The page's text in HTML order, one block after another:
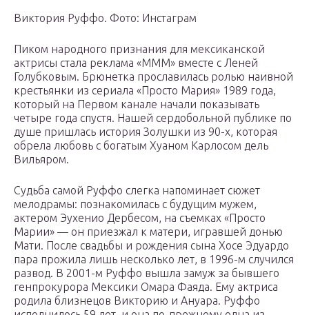
Виктория Руффо. Фото: Инстаграм
Пиком народного признания для мексиканской
актрисы стала реклама «МММ» вместе с Леней
Голубковым. Брюнетка прославилась ролью наивной
крестьянки из сериала «Просто Мария» 1989 года,
который на Первом канале начали показывать
четыре года спустя. Нашей сердобольной публике по
душе пришлась история Золушки из 90-х, которая
обрела любовь с богатым Хуаном Карлосом дель
Вильяром.
Судьба самой Руффо слегка напоминает сюжет
мелодрамы: познакомилась с будущим мужем,
актером Эухенио Дербесом, на съемках «Просто
Марии» — он приезжал к матери, игравшей донью
Мати. После свадьбы и рождения сына Хосе Эдуардо
пара прожила лишь несколько лет, в 1996-м случился
развод. В 2001-м Руффо вышла замуж за бывшего
генпрокурора Мексики Омара Фаяда. Ему актриса
родила близнецов Викторию и Ануара. Руффо